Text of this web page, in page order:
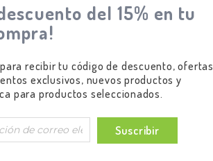
aplicaciones:
Miniaturas
Tanques, Coleccionables, etc.
del 15% en tu
recibir tu código de descuento, ofertas
exclusivos, nuevos productos y
para productos seleccionados.
Suscribir